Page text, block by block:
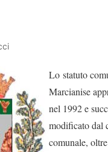
Lo statuto
Marcianise
nel 1992 e
modificato dal
comunale,